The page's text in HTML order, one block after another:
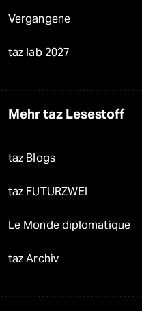
Vergangene
taz lab 2027
Mehr taz Lesestoff
taz Blogs
taz FUTURZWEI
Le Monde diplomatique
taz Archiv